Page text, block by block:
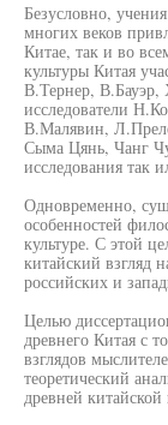
Безусловно,
многих веков
Китае, так и во
культуры Китая
В.Тернер,
исследователи
В.Малявин,
Сыма Цянь, Чанг
исследования так
Одновременно,
особенностей
культуре. С этой
китайский взгляд
российских и
Целью
древнего Китая с
взглядов
теоретический
древней китайской